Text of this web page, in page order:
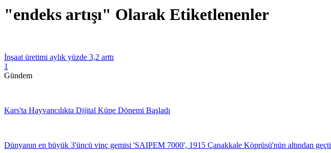
"endeks artışı" Olarak Etiketlenenler
İnşaat üretimi aylık yüzde 3,2 arttı
1
Gündem
Kars'ta Hayvancılıkta Dijital Küpe Dönemi Başladı
Dünyanın en büyük 3'üncü vinç gemisi 'SAIPEM 7000', 1915 Çanakkale Köprüsü'nün altından geçti